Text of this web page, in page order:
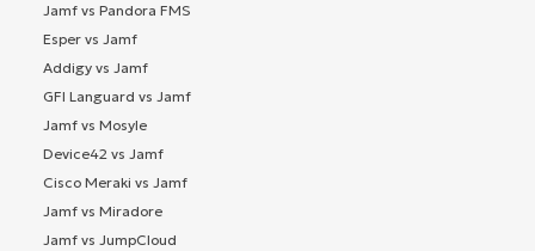
Jamf vs Pandora FMS
Esper vs Jamf
Addigy vs Jamf
GFI Languard vs Jamf
Jamf vs Mosyle
Device42 vs Jamf
Cisco Meraki vs Jamf
Jamf vs Miradore
Jamf vs JumpCloud